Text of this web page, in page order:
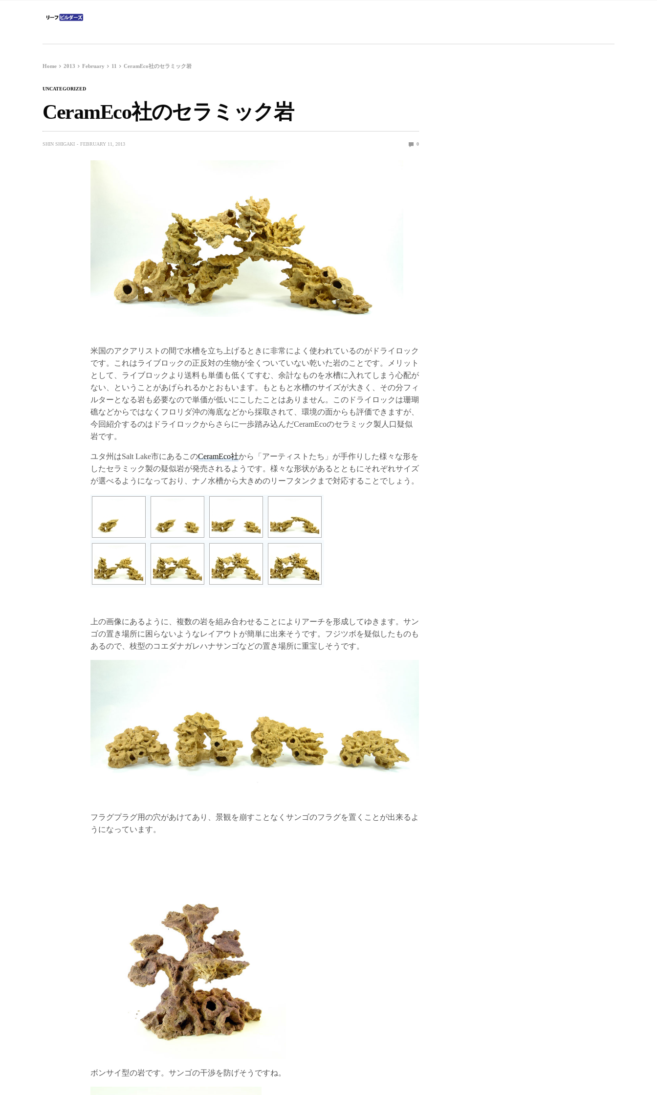
Home 2013 February 11 CeramEco社のセラミック岩
UNCATEGORIZED
CeramEco社のセラミック岩
SHIN SHIGAKI FEBRUARY 11, 2013 0
米国のアクアリストの間で水槽を立ち上げるときに非常によく使われているのがドライロック
です。これはライブロックの正反対の生物が全くついていない乾いた岩のことです。メリット
として、ライブロックより送料も単価も低くてすむ、余計なものを水槽に入れてしまう心配が
ない、ということがあげられるかとおもいます。もともと水槽のサイズが大きく、その分フィ
ルターとなる岩も必要なので単価が低いにこしたことはありません。このドライロックは珊瑚
礁などからではなくフロリダ沖の海底などから採取されて、環境の面からも評価できますが、
今回紹介するのはドライロックからさらに一歩踏み込んだCeramEcoのセラミック製人口疑似
岩です。
ユタ州はSalt Lake市にあるこのCeramEco社から「アーティストたち」が手作りした様々な形を
したセラミック製の疑似岩が発売されるようです。様々な形状があるとともにそれぞれサイズ
が選べるようになっており、ナノ水槽から大きめのリーフタンクまで対応することでしょう。
上の画像にあるように、複数の岩を組み合わせることによりアーチを形成してゆきます。サン
ゴの置き場所に困らないようなレイアウトが簡単に出来そうです。フジツボを疑似したものも
あるので、枝型のコエダナガレハナサンゴなどの置き場所に重宝しそうです。
フラグプラグ用の穴があけてあり、景観を崩すことなくサンゴのフラグを置くことが出来るよ
うになっています。
ボンサイ型の岩です。サンゴの干渉を防げそうですね。